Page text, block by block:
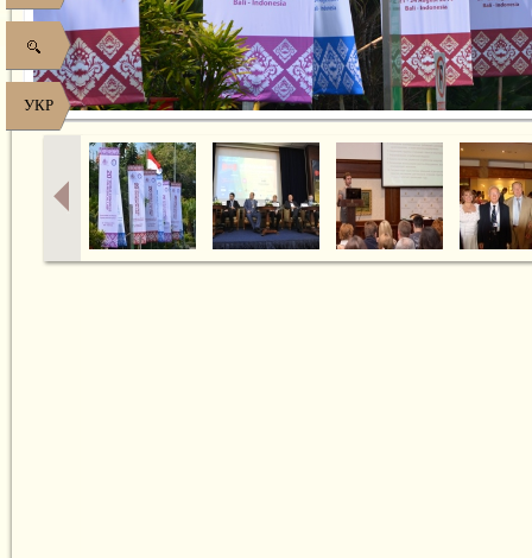
УКР
ХХ КОНГРЕСС ВАМП ПО МЕДИЦИНСКОМУ ПРАВУ. О. БАЛИ
2014 Г.